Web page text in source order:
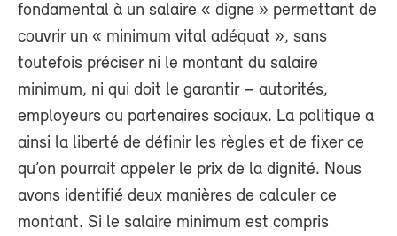
fondamental à un salaire « digne » permettant de
couvrir un « minimum vital adéquat », sans
toutefois préciser ni le montant du salaire
minimum, ni qui doit le garantir – autorités,
employeurs ou partenaires sociaux. La politique a
ainsi la liberté de définir les règles et de fixer ce
qu’on pourrait appeler le prix de la dignité. Nous
avons identifié deux manières de calculer ce
montant. Si le salaire minimum est compris